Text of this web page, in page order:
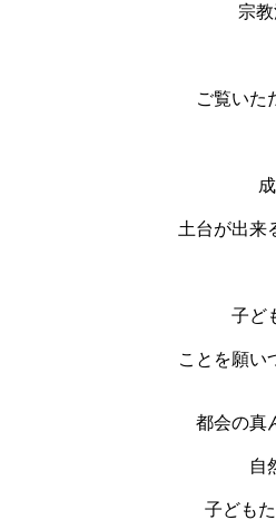
宗教
ご覧いた
土台が出来
子ど
ことを願い
都会の真
自
子どもた